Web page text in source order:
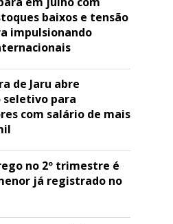
baixos e tensão
impulsionando
de Jaru abre
seletivo para
com salário de mais
no 2º trimestre é
já registrado no